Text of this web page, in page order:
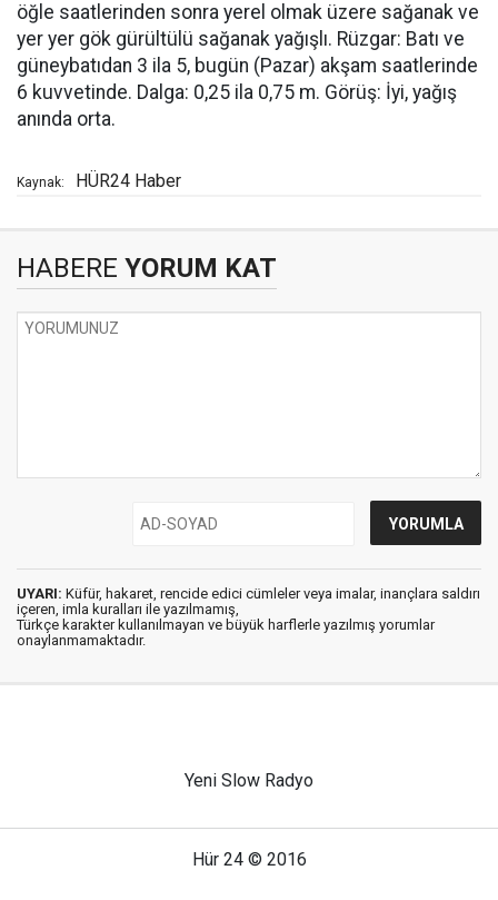
öğle saatlerinden sonra yerel olmak üzere sağanak ve
yer yer gök gürültülü sağanak yağışlı. Rüzgar: Batı ve
güneybatıdan 3 ila 5, bugün (Pazar) akşam saatlerinde
6 kuvvetinde. Dalga: 0,25 ila 0,75 m. Görüş: İyi, yağış
anında orta.
Kaynak: HÜR24 Haber
HABERE YORUM KAT
UYARI: Küfür, hakaret, rencide edici cümleler veya imalar, inançlara saldırı
içeren, imla kuralları ile yazılmamış,
Türkçe karakter kullanılmayan ve büyük harflerle yazılmış yorumlar
onaylanmamaktadır.
Yeni Slow Radyo
Hür 24 © 2016